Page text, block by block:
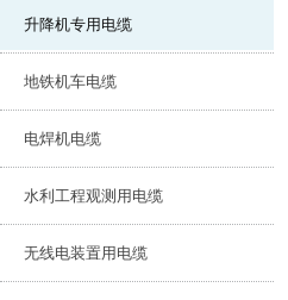
升降机专用电缆
地铁机车电缆
电焊机电缆
水利工程观测用电缆
无线电装置用电缆